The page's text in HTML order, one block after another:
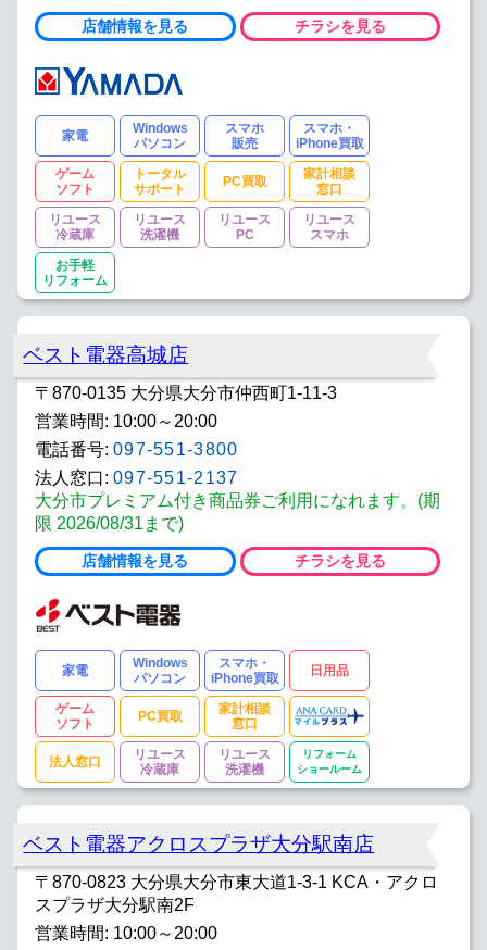
店舗情報を見る チラシを見る
家電
Windows
パソコン
スマホ
販売
スマホ・
iPhone買取
ゲーム
ソフト
トータル
サポート
PC買取
家計相談
窓口
リユース
冷蔵庫
リユース
洗濯機
リユース
PC
リユース
スマホ
お手軽
リフォーム
ベスト電器高城店
〒870-0135 大分県大分市仲西町1-11-3
営業時間: 10:00～20:00
電話番号: 097-551-3800
法人窓口: 097-551-2137
大分市プレミアム付き商品券ご利用になれます。(期
限 2026/08/31まで)
店舗情報を見る チラシを見る
家電
Windows
パソコン
スマホ・
iPhone買取
日用品
ゲーム
ソフト
PC買取
家計相談
窓口
法人窓口
リユース
冷蔵庫
リユース
洗濯機
リフォーム
ショールーム
ベスト電器アクロスプラザ大分駅南店
〒870-0823 大分県大分市東大道1-3-1 KCA・アクロ
スプラザ大分駅南2F
営業時間: 10:00～20:00